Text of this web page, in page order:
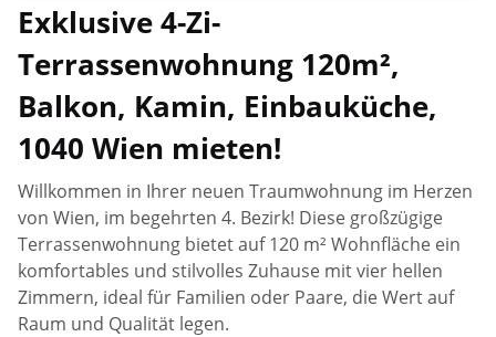
Exklusive 4-Zi-
Terrassenwohnung 120m²,
Balkon, Kamin, Einbauküche,
1040 Wien mieten!
Willkommen in Ihrer neuen Traumwohnung im Herzen
von Wien, im begehrten 4. Bezirk! Diese großzügige
Terrassenwohnung bietet auf 120 m² Wohnfläche ein
komfortables und stilvolles Zuhause mit vier hellen
Zimmern, ideal für Familien oder Paare, die Wert auf
Raum und Qualität legen.